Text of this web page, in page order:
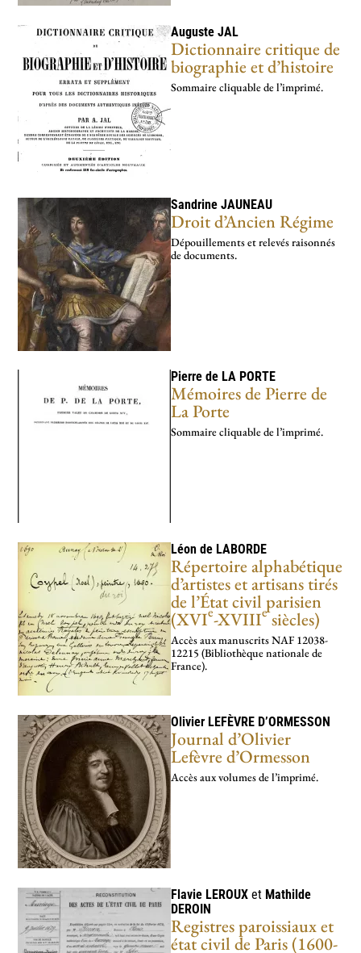
AugusteJAL
Dictionnaire critique de
biographie et d’histoire
Sommaire cliquable de l’imprimé.
SandrineJAUNEAU
Droit d’Ancien Régime
Dépouillements et relevés raisonnés
de documents.
Pierre de LA PORTE
Mémoires de Pierre de
La Porte
Sommaire cliquable de l’imprimé.
Léon de LABORDE
Répertoire alphabétique
d’artistes et artisans tirés
de l’État civil parisien
(XVIe-XVIIIesiècles)
Accès aux manus­crits NAF 12038-
12215 (Bibliothèque nationale de
France).
Olivier LEFÈVRE D’ORMESSON
Journal d’Olivier
Lefèvre d’Ormesson
Accès aux volumes de l’imprimé.
Flavie LEROUX et Mathilde
DEROIN
Registres paroissiaux et
état civil de Paris (1600-